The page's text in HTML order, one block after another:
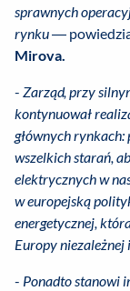
sprawnych
rynku—
Mirova.
- Zarząd, przy
kontynuował
głównych
wszelkich starań,
elektrycznych w
w europejską
energetycznej,
Europy niezależnej
- Ponadto stanowi